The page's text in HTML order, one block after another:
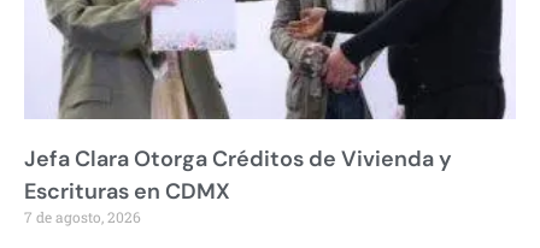
Jefa Clara Otorga Créditos de Vivienda y
Escrituras en CDMX
7 de agosto, 2026